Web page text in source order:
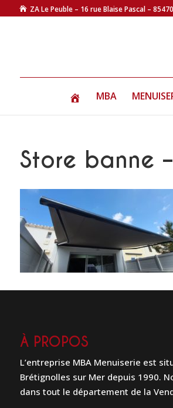
ZA Le Peuble – 16 rue Blaise Pascal –
MBA
Store banne –
À PROPOS
L’entreprise MBA Menuiserie est
Brétignolles sur Mer depuis 1990.
dans tout le département de la